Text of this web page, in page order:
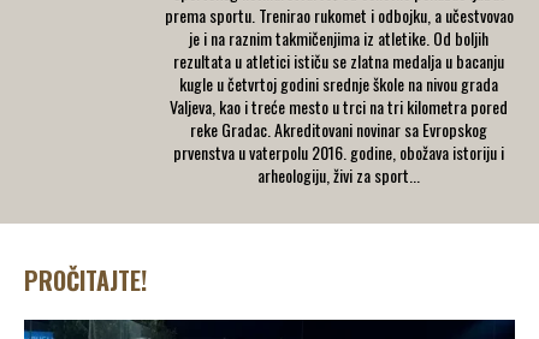
prema sportu. Trenirao rukomet i odbojku, a učestvovao
je i na raznim takmičenjima iz atletike. Od boljih
rezultata u atletici ističu se zlatna medalja u bacanju
kugle u četvrtoj godini srednje škole na nivou grada
Valjeva, kao i treće mesto u trci na tri kilometra pored
reke Gradac. Akreditovani novinar sa Evropskog
prvenstva u vaterpolu 2016. godine, obožava istoriju i
arheologiju, živi za sport...
PROČITAJTE!